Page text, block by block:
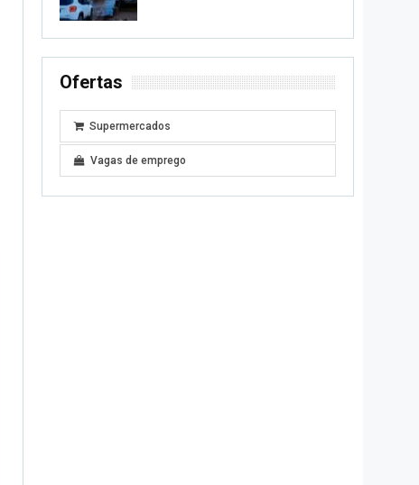
Ofertas
Supermercados
Vagas de emprego